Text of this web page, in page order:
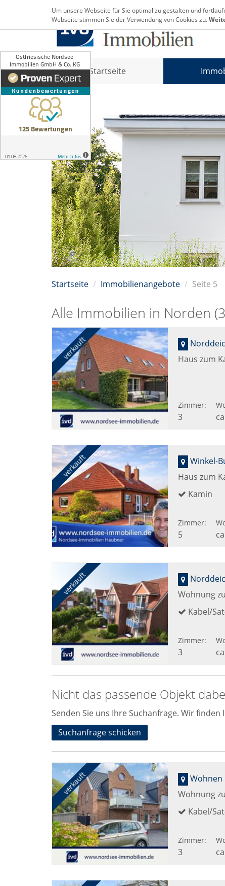
Startseite
Startseite Immobilienangebote Seite 5
Alle Immobilien in Norden
verkauft
Haus zum
Zimmer:
3
verkauft
Winkel-
Haus zum
Kamin
Zimmer:
5
verkauft
Wohnung
Kabel/
Zimmer:
3
Nicht das passende Objekt
Senden Sie uns Ihre Suchanfrage. Wir finden
Suchanfrage schicken
verkauft
Wohnung
Kabel/
Zimmer:
3
Um unsere Webseite für Sie optimal zu gestalten und
Webseite stimmen Sie der Verwendung von Cookies zu.